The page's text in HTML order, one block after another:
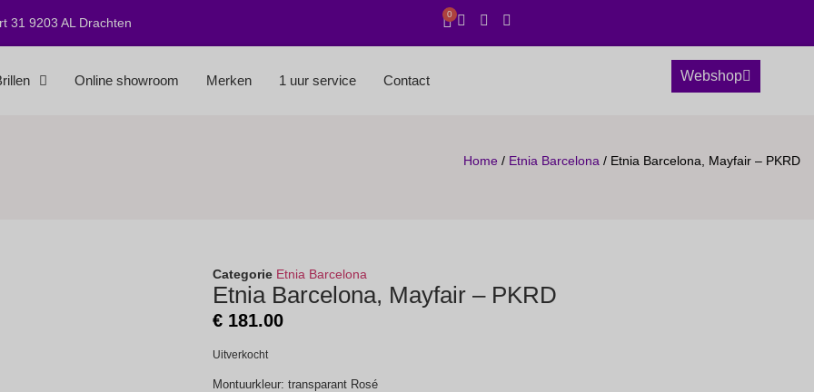
31 9203 AL Drachten
0
Online showroom Merken 1 uur service Contact Webshop
Home / Etnia Barcelona / Etnia Barcelona, Mayfair – PKRD
Categorie Etnia Barcelona
Etnia Barcelona, Mayfair – PKRD
€ 181.00
Uitverkocht
Montuurkleur: transparant Rosé